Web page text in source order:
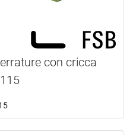
con cricca